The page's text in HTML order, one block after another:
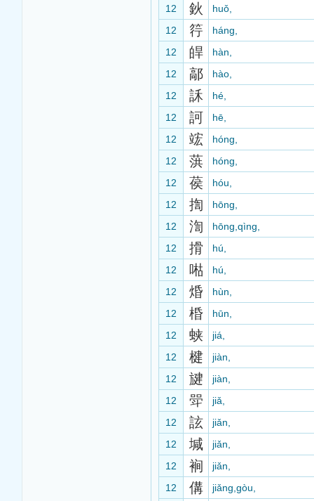
12
鈥
huǒ,
12
筕
háng,
12
皔
hàn,
12
鄗
hào,
12
訸
hé,
12
訶
hē,
12
竤
hóng,
12
葓
hóng,
12
葔
hóu,
12
揈
hōng,
12
渹
hōng,qìng,
12
搰
hú,
12
喖
hú,
12
焝
hùn,
12
棔
hūn,
12
蛱
jiá,
12
楗
jiàn,
12
旔
jiàn,
12
斝
jiǎ,
12
詃
jiǎn,
12
堿
jiǎn,
12
裥
jiǎn,
12
傋
jiǎng,gòu,